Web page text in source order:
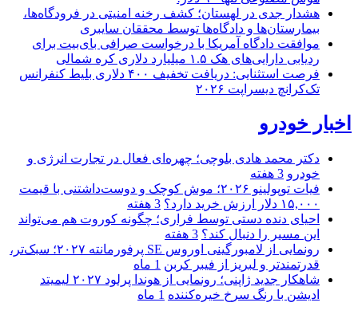
هشدار جدی در لهستان؛ کشف رخنه امنیتی در فرودگاه‌ها،
بیمارستان‌ها و دادگاه‌ها توسط محققان سایبری
موافقت دادگاه آمریکا با درخواست صرافی بای‌بیت برای
ردیابی دارایی‌های هک ۱.۵ میلیارد دلاری کره شمالی
فرصت استثنایی: دریافت تخفیف ۴۰۰ دلاری بلیط کنفرانس
تک‌کرانچ دیسراپت ۲۰۲۶
اخبار خودرو
دکتر محمد هادی بلوچی؛ چهره‌ای فعال در تجارت انرژی و
خودرو 3 هفته
فیات توپولینو ۲۰۲۶؛ موش کوچک و دوست‌داشتنی با قیمت
۱۵,۰۰۰ دلار ارزش خرید دارد؟
3 هفته
احیای دنده دستی توسط فراری؛ چگونه کوروت هم می‌تواند
این مسیر را دنبال کند؟ 3 هفته
رونمایی از لامبورگینی اوروس SE پرفورمانته ۲۰۲۷؛ سبک‌تر،
قدرتمندتر و لبریز از فیبر کربن 1 ماه
شاهکار جدید ژاپنی؛ رونمایی از هوندا پرلود ۲۰۲۷ لیمیتد
ادیشن با رنگ سرخ خیره‌کننده 1 ماه